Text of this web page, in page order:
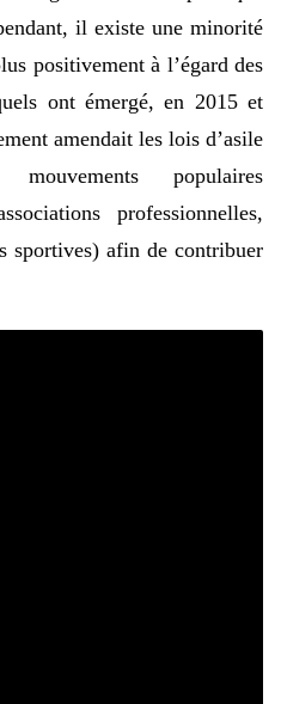
il existe une minorité
positivement à l’égard des
ont émergé, en 2015 et
amendait les lois d’asile
populaires
professionnelles,
sportives) afin de contribuer